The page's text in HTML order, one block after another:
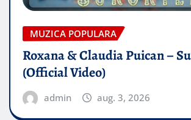
MUZICA POPULARA
Roxana & Claudia Puican –
(Official Video)
admin aug. 3, 2026